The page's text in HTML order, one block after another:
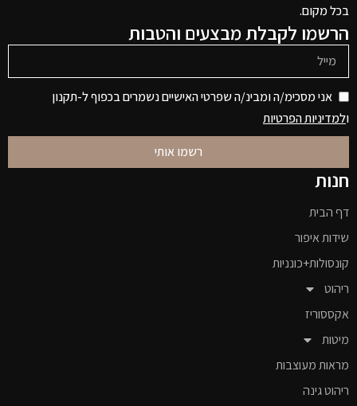
בכל מקום.
הרשמו לקבלת מבצעים והטבות
אני מסכימ/ה ומבינ/ה שפרטי האישיים נשמרים בכפוף ל-תקנון
ולמדיניות הפרטיות
רשמו אותי
חנות
דף הבית
שידות איפור
קונסולות+כונניות
ריהוט
אקססוריז
מיטות
מראות מעוצבות
ריהוט גינה